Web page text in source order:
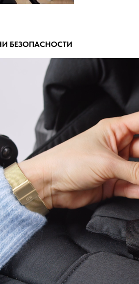
БЕЗОПАСНОСТИ